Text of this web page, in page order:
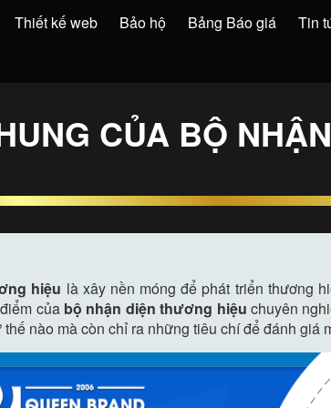
Thiết kế web Bảo hộ Bảng Báo giá Tin
CỦA BỘ
hiệu là xây nền móng để phát triển thương
của bộ nhận diện thương hiệu chuyên
nào mà còn chỉ ra những tiêu chí để đánh giá